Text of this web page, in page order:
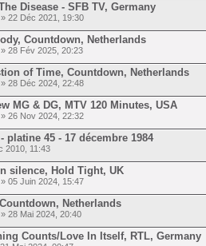
Disease - SFB TV, Germany
» 22 Déc 2021, 19:30
Countdown, Netherlands
» 28 Fév 2025, 20:23
of Time, Countdown, Netherlands
» 28 Déc 2024, 22:48
MG & DG, MTV 120 Minutes, USA
» 26 Nov 2024, 22:32
platine 45 - 17 décembre 1984
2010, 11:43
silence, Hold Tight, UK
» 05 Juin 2024, 15:47
Netherlands
» 28 Mai 2024, 20:40
Counts/Love In Itself, RTL, Germany